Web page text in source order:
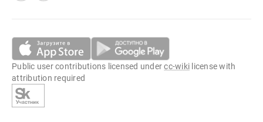
Public user contributions licensed undercc-wiki license with
attribution required